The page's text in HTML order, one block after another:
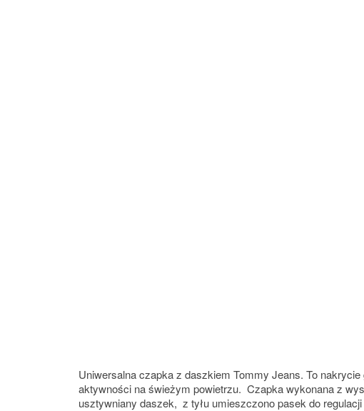
Uniwersalna czapka z daszkiem Tommy Jeans. To
aktywności na świeżym powietrzu. Czapka wykonana z
usztywniany daszek, z tyłu umieszczono pasek do